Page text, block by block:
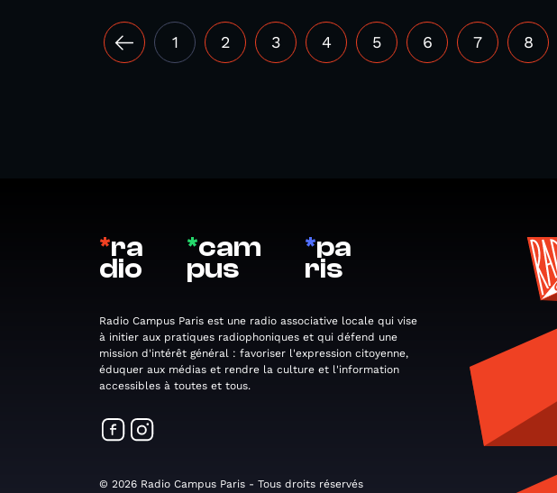
1 2 3 4 5 6 7 8
*ra
dio
*cam
pus
*pa
ris
Radio Campus Paris est une radio associative locale qui vise
à initier aux pratiques radiophoniques et qui défend une
mission d'intérêt général : favoriser l'expression citoyenne,
éduquer aux médias et rendre la culture et l'information
accessibles à toutes et tous.
© 2026 Radio Campus Paris - Tous droits réservés